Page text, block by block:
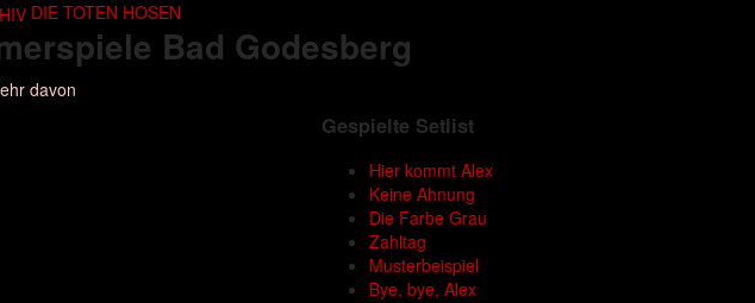
DIE TOTEN HOSEN
davon
Bad Godesberg
Gespielte Setlist
Hier kommt Alex
Keine Ahnung
Die Farbe Grau
Zahltag
Musterbeispiel
Bye, bye, Alex